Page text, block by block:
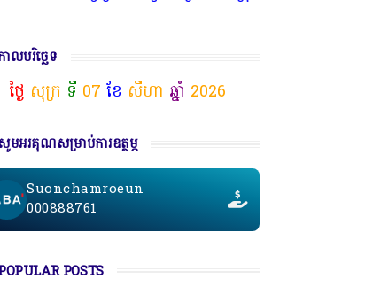
ាលបរិច្ឆេទ
ថ្ងៃ សុក្រ ទី 07 ខែ សីហា ឆ្នាំ 2026
មអរគុណសម្រាប់ការឧត្ថម្ភ
Suonchamroeun
000888761
POSTS